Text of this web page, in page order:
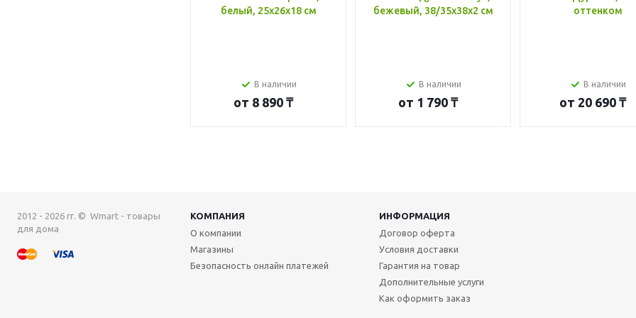
белый, 25x26x18 см
В наличии
от 8 890 ₸
бежевый, 38/35x38x2 см
В наличии
от 1 790 ₸
оттенком
В наличии
от 20 690 ₸
2012 - 2026 гг. © Wmart - товары
для дома
КОМПАНИЯ
ИНФОРМАЦИЯ
О компании
Магазины
Безопасность онлайн платежей
Договор оферта
Условия доставки
Гарантия на товар
Дополнительные услуги
Как оформить заказ